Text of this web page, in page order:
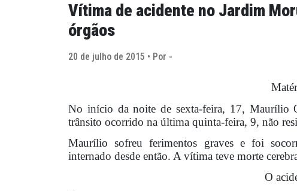
Vítima de acidente no Jardim
órgãos
20 de julho de 2015 • Por -
No início da noite de sexta-feira, 17, Maurílio
trânsito ocorrido na última quinta-feira, 9, não
Maurílio sofreu ferimentos graves e foi
internado desde então. A vítima teve morte
O